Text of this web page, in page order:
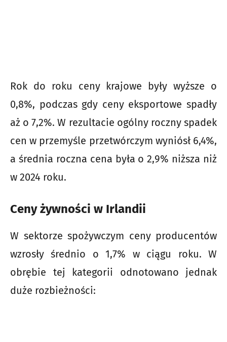
Rok do roku ceny krajowe były wyższe o
0,8%, podczas gdy ceny eksportowe spadły
aż o 7,2%. W rezultacie ogólny roczny spadek
cen w przemyśle przetwórczym wyniósł 6,4%,
a średnia roczna cena była o 2,9% niższa niż
w 2024 roku.
Ceny żywności w Irlandii
W sektorze spożywczym ceny producentów
wzrosły średnio o 1,7% w ciągu roku. W
obrębie tej kategorii odnotowano jednak
duże rozbieżności: